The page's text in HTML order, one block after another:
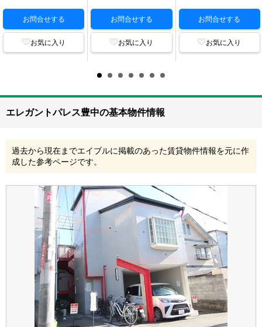
お問合せする
お気に入り
お問合せする
お気に入り
お問合せする
お気に入り
エレガントパレス豊中の基本物件情報
過去から現在までエイブルに掲載のあった賃貸物件情報を元に作
成した参考ページです。